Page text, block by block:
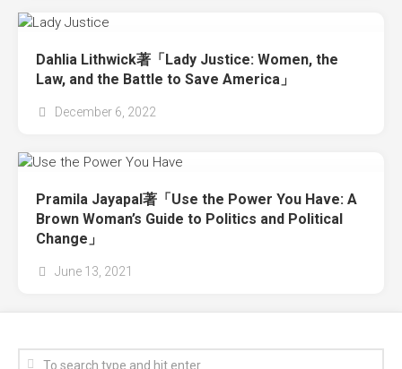
Dahlia Lithwick著「Lady Justice: Women, the
Law, and the Battle to Save America」
December 6, 2022
Pramila Jayapal著「Use the Power You Have: A
Brown Woman’s Guide to Politics and Political
Change」
June 13, 2021